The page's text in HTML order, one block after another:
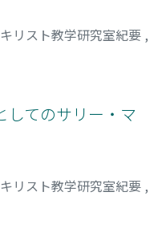
キリスト教学研究室紀要 ,
してのサリー・マ
キリスト教学研究室紀要 ,